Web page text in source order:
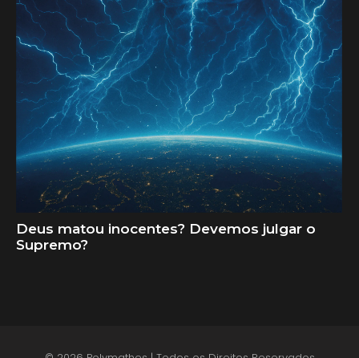
Deus matou inocentes? Devemos julgar o
Supremo?